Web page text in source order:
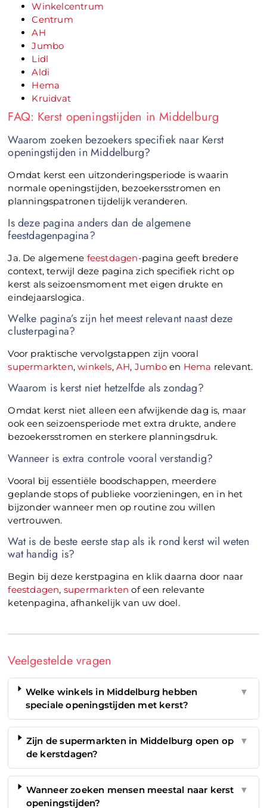
Winkelcentrum
Centrum
AH
Jumbo
Lidl
Aldi
Hema
Kruidvat
FAQ: Kerst openingstijden in Middelburg
Waarom zoeken bezoekers specifiek naar Kerst
openingstijden in Middelburg?
Omdat kerst een uitzonderingsperiode is waarin
normale openingstijden, bezoekersstromen en
planningspatronen tijdelijk veranderen.
Is deze pagina anders dan de algemene
feestdagenpagina?
Ja. De algemene feestdagen-pagina geeft bredere
context, terwijl deze pagina zich specifiek richt op
kerst als seizoensmoment met eigen drukte en
eindejaarslogica.
Welke pagina’s zijn het meest relevant naast deze
clusterpagina?
Voor praktische vervolgstappen zijn vooral
supermarkten,winkels,AH, Jumboen Hema relevant.
Waarom is kerst niet hetzelfde als zondag?
Omdat kerst niet alleen een afwijkende dag is, maar
ook een seizoensperiode met extra drukte, andere
bezoekersstromen en sterkere planningsdruk.
Wanneer is extra controle vooral verstandig?
Vooral bij essentiële boodschappen, meerdere
geplande stops of publieke voorzieningen, en in het
bijzonder wanneer men op routine zou willen
vertrouwen.
Wat is de beste eerste stap als ik rond kerst wil weten
wat handig is?
Begin bij deze kerstpagina en klik daarna door naar
feestdagen, supermarkten of een relevante
ketenpagina, afhankelijk van uw doel.
Veelgestelde vragen
Welke winkels in Middelburg hebben
speciale openingstijden met kerst?
▼
Zijn de supermarkten in Middelburg open op
de kerstdagen?
▼
Wanneer zoeken mensen meestal naar kerst
openingstijden?
▼